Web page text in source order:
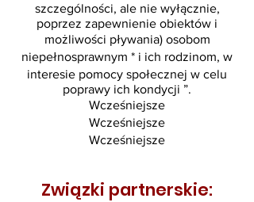
szczególności, ale nie wyłącznie,
poprzez zapewnienie obiektów i
możliwości pływania) osobom
niepełnosprawnym * i ich rodzinom, w
interesie pomocy społecznej w celu
poprawy ich kondycji ”.
Wcześniejsze
Wcześniejsze
Wcześniejsze
Związki partnerskie: